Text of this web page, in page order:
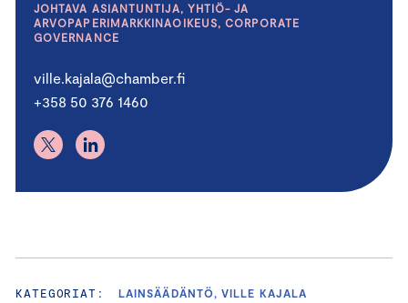
JOHTAVA ASIANTUNTIJA, YHTIÖ- JA
ARVOPAPERIMARKKINAOIKEUS, CORPORATE
GOVERNANCE
ville.kajala@chamber.fi
+358 50 376 1460
KATEGORIAT: LAINSÄÄDÄNTÖ, VILLE KAJALA